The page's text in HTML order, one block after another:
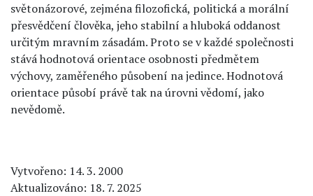
světonázorové, zejména filozofická, politická a morální
přesvědčení člověka, jeho stabilní a hluboká oddanost
určitým mravním zásadám. Proto se v každé společnosti
stává hodnotová orientace osobnosti předmětem
výchovy, zaměřeného působení na jedince. Hodnotová
orientace působí právě tak na úrovni vědomí, jako
nevědomě.
Vytvořeno: 14. 3. 2000
Aktualizováno: 18. 7. 2025